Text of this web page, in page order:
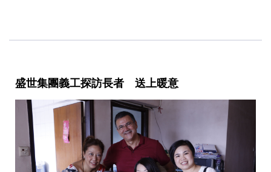
盛世集團義工探訪長者 送上暖意